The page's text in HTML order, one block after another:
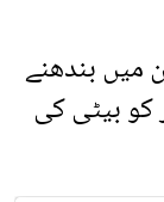
میں بندھنے
کے یہاں 6 نومبر کو بیٹی کی